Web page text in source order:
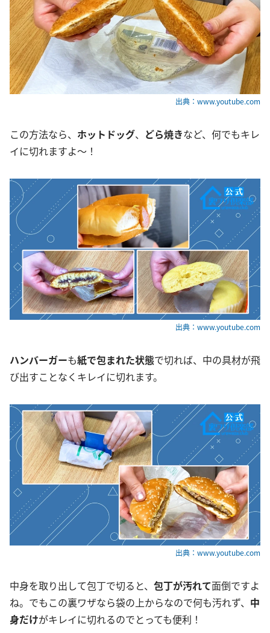
出典：www.youtube.com
この方法なら、 ホットドッグ、 どら焼きなど、何でもキレ
イに切れますよ〜！
出典：www.youtube.com
ハンバーガーも紙で包まれた状態で切れば、中の具材が飛
び出すことなくキレイに切れます。
出典：www.youtube.com
中身を取り出して包丁で切ると、 包丁が汚れて面倒ですよ
ね。でもこの裏ワザなら袋の上からなので何も汚れず、 中
身だけがキレイに切れるのでとっても便利！